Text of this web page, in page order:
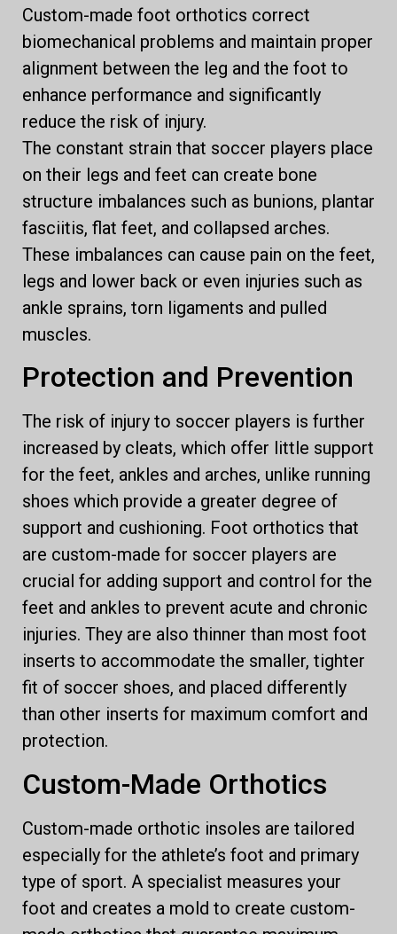
Custom-made foot orthotics correct
biomechanical problems and maintain proper
alignment between the leg and the foot to
enhance performance and significantly
reduce the risk of injury.
The constant strain that soccer players place
on their legs and feet can create bone
structure imbalances such as bunions, plantar
fasciitis, flat feet, and collapsed arches.
These imbalances can cause pain on the feet,
legs and lower back or even injuries such as
ankle sprains, torn ligaments and pulled
muscles.
Protection and Prevention
The risk of injury to soccer players is further
increased by cleats, which offer little support
for the feet, ankles and arches, unlike running
shoes which provide a greater degree of
support and cushioning. Foot orthotics that
are custom-made for soccer players are
crucial for adding support and control for the
feet and ankles to prevent acute and chronic
injuries. They are also thinner than most foot
inserts to accommodate the smaller, tighter
fit of soccer shoes, and placed differently
than other inserts for maximum comfort and
protection.
Custom-Made Orthotics
Custom-made orthotic insoles are tailored
especially for the athlete’s foot and primary
type of sport. A specialist measures your
foot and creates a mold to create custom-